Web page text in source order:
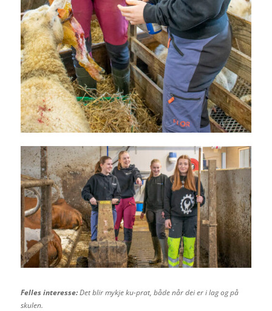
Felles interesse:Det blir mykje ku-prat, både når dei er i lag og på
skulen.